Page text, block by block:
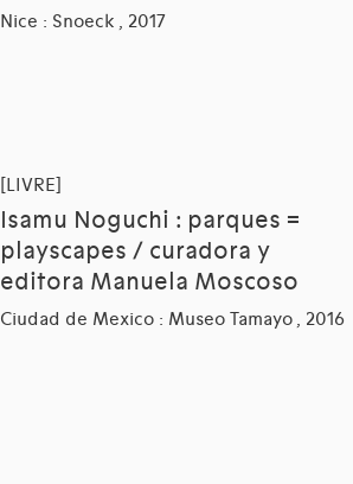
Nice : Snoeck , 2017
[LIVRE]
Isamu Noguchi : parques =
playscapes / curadora y
editora Manuela Moscoso
Ciudad de Mexico : Museo Tamayo , 2016